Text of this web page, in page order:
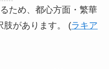
ため、都心方面・繁華
肢があります。 (ラキア